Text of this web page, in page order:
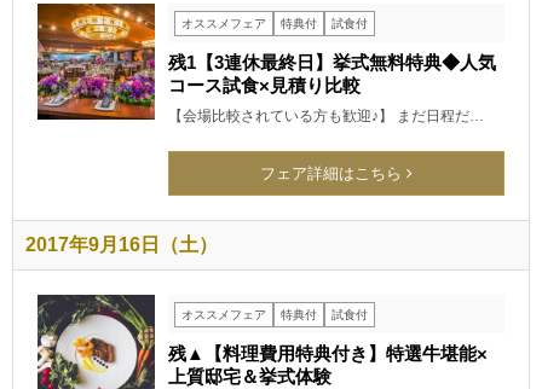
オススメフェア 特典付 試食付
残1【3連休最終日】挙式無料特典◆人気
コース試食×見積り比較
【会場比較されている方も歓迎♪】 まだ日程だ…
フェア詳細はこちら
2017年9月16日（土）
オススメフェア 特典付 試食付
残▲【料理費用特典付き】特選牛堪能×
上質邸宅＆挙式体験